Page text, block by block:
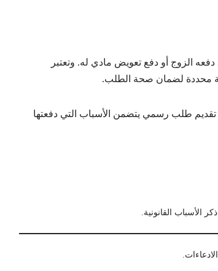
الزوج أو دفع تعويض مادي له. وتعتبر
محددة لضمان صحة الطلب.
طلب رسمي يتضمن الأسباب التي دفعتها
الأسباب القانونية.